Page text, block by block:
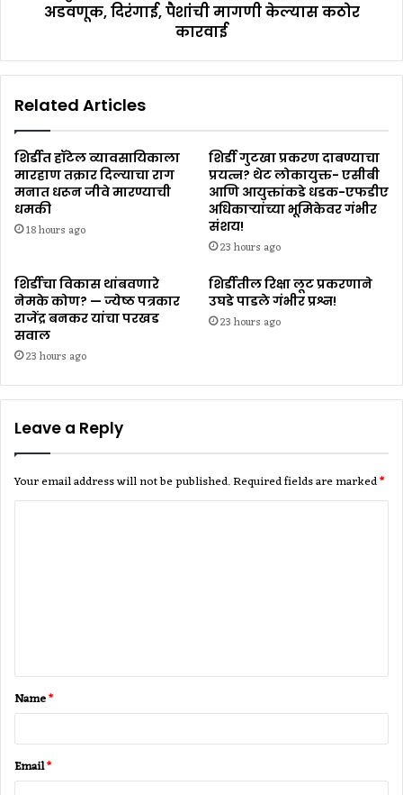
अडवणूक, दिरंगाई, पैशांची मागणी केल्यास कठोर
कारवाई
Related Articles
शिर्डीत हॉटेल व्यावसायिकाला
मारहाण तक्रार दिल्याचा राग
मनात धरून जीवे मारण्याची
धमकी
18 hours ago
शिर्डी गुटखा प्रकरण दाबण्याचा
प्रयत्न? थेट लोकायुक्त- एसीबी
आणि आयुक्तांकडे धडक-एफडीए
अधिकाऱ्यांच्या भूमिकेवर गंभीर
संशय!
23 hours ago
शिर्डीचा विकास थांबवणारे
नेमके कोण? — ज्येष्ठ पत्रकार
राजेंद्र बनकर यांचा परखड
सवाल
23 hours ago
शिर्डीतील रिक्षा लूट प्रकरणाने
उघडे पाडले गंभीर प्रश्न!
23 hours ago
Leave a Reply
Your email address will not be published.Required fields are marked*
t
*
Name*
Email*